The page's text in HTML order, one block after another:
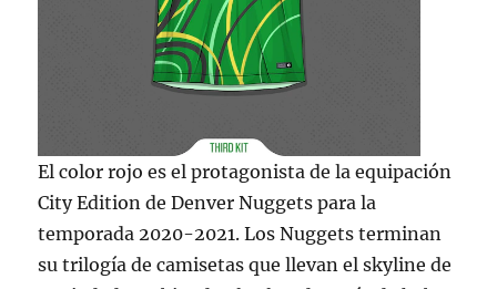
El color rojo es el protagonista de la equipación
City Edition de Denver Nuggets para la
temporada 2020-2021. Los Nuggets terminan
su trilogía de camisetas que llevan el skyline de